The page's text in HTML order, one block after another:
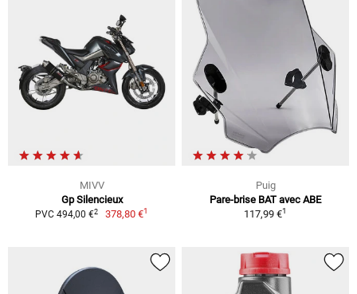
MIVV
Gp Silencieux
PVC 494,00 €2 378,80 €1
Puig
Pare-brise BAT avec ABE
117,99 €1